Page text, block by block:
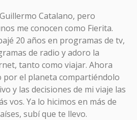
Catalano, pero
me conocen como Fierita.
20 años en programas de tv,
de radio y adoro la
tanto como viajar. Ahora
por el planeta compartiéndolo
y las decisiones de mi viaje las
vos. Ya lo hicimos en más de
subí que te llevo.